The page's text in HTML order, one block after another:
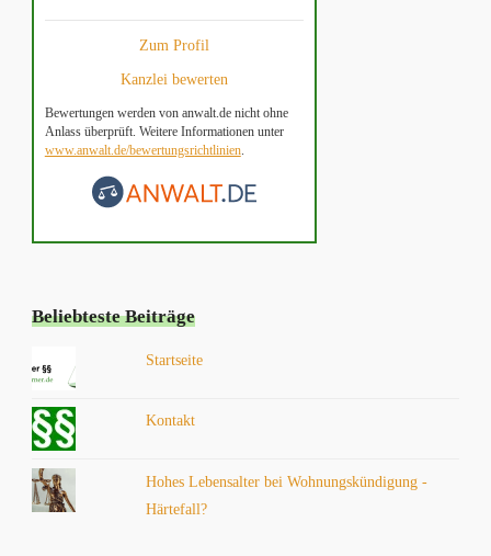
Zum Profil
Kanzlei bewerten
Bewertungen werden von anwalt.de nicht ohne
Anlass überprüft. Weitere Informationen unter
www.anwalt.de/bewertungsrichtlinien.
Beliebteste Beiträge
Startseite
Kontakt
Hohes Lebensalter bei Wohnungskündigung -
Härtefall?